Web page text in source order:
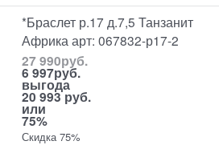
*Браслет р.17 д.7,5 Танзанит
Африка арт: 067832-р17-2
27 990руб.
6 997руб.
выгода
20 993 руб.
или
75%
Скидка 75%